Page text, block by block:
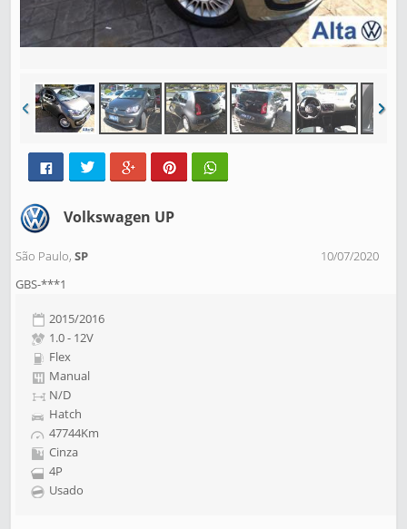
Volkswagen UP
São Paulo,SP
10/07/2020
GBS-***1
2015/2016
1.0 - 12V
Flex
Manual
N/D
Hatch
47744Km
Cinza
4P
Usado